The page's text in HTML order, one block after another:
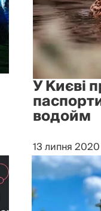
У Києві
водойм
13 липня 2020